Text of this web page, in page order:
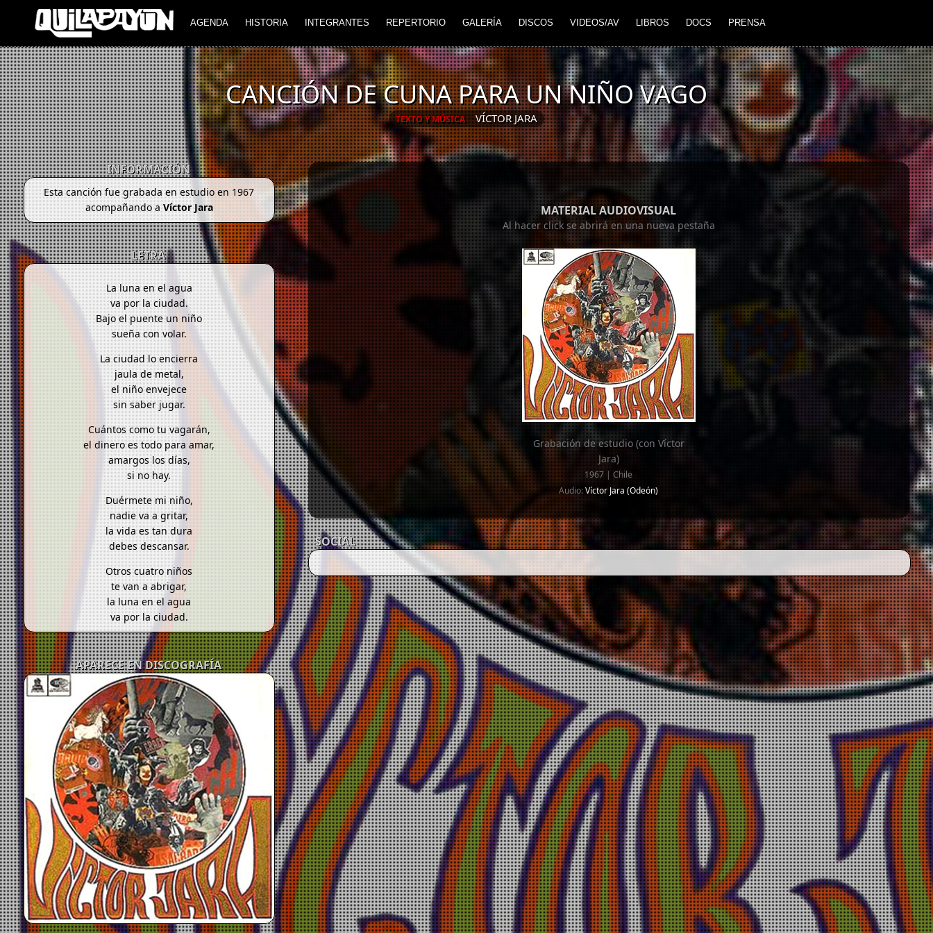
AGENDA HISTORIA INTEGRANTES REPERTORIO GALERÍA DISCOS VIDEOS/AV LIBROS DOCS PRENSA
CANCIÓN DE CUNA PARA UN NIÑO VAGO
TEXTO Y MÚSICA VÍCTOR JARA
INFORMACIÓN
Esta canción fue grabada en estudio en 1967
acompañando aVíctor Jara
LETRA
La luna en el agua
va por la ciudad.
Bajo el puente un niño
sueña con volar.
La ciudad lo encierra
jaula de metal,
el niño envejece
sin saber jugar.
Cuántos como tu vagarán,
el dinero es todo para amar,
amargos los días,
si no hay.
Duérmete mi niño,
nadie va a gritar,
la vida es tan dura
debes descansar.
Otros cuatro niños
te van a abrigar,
la luna en el agua
va por la ciudad.
APARECE EN DISCOGRAFÍA
MATERIAL AUDIOVISUAL
Al hacer click se abrirá en una nueva pestaña
Grabación de estudio (con Víctor
Jara)
1967 | Chile
Audio:Víctor Jara (Odeón)
SOCIAL